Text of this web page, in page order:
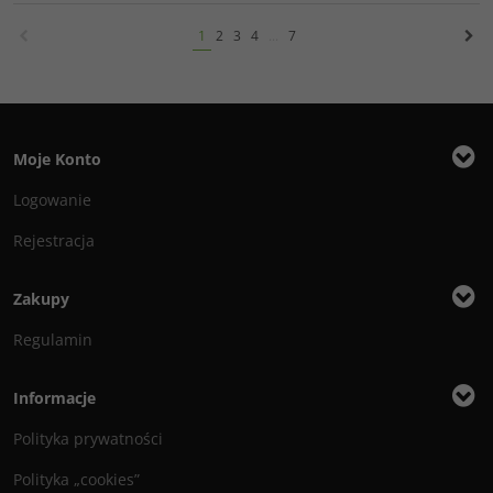
1 2 3 4 7
Moje Konto
Logowanie
Rejestracja
Zakupy
Regulamin
Informacje
Polityka prywatności
Polityka „cookies”